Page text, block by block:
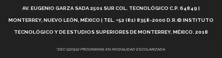
¿Cómo es el Modelo Educativo Tec? (video)
Vida Tec: Feminismo e Inteligencia Artificial, Paola
AV. EUGENIO GARZA SADA 2501 SUR COL. TECNOLÓGICO C.P. 64849 |
MONTERREY, NUEVO LEÓN, MÉXICO | TEL. +52 (81) 8358-2000 D.R.© INSTITUTO
TECNOLÓGICO Y DE ESTUDIOS SUPERIORES DE MONTERREY, MÉXICO. 2018
*DEC-520912 PROGRAMAS EN MODALIDAD ESCOLARIZADA.